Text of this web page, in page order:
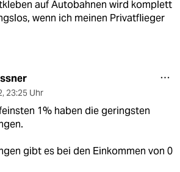
auf Autobahnen wird komplett
wenn ich meinen Privatflieger
, 23:25 Uhr
1% haben die geringsten
gibt es bei den Einkommen von 0